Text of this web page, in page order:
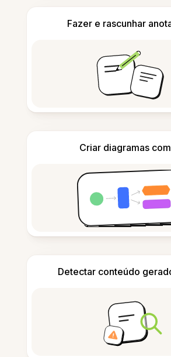
Fazer e rascunhar
Criar diagramas
Detectar conteúdo